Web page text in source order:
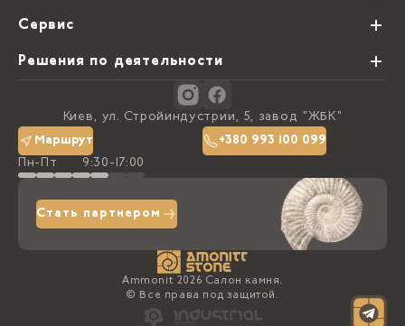
О нас
Блог
Контакты
Политика конфиденциальности
Доставка та оплата
Сервис
Виды обработки камня
Решения по деятельности
Киев, ул. Стройиндустрии, 5, завод "ЖБК"
Маршрут
+380 993 100 099
Пн-Пт
9:30-17:00
Стать партнером
Ammonit 2026 Салон камня.
© Все права под защитой.